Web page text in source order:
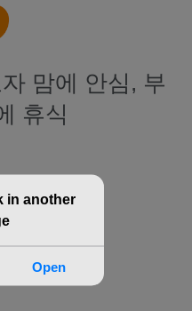
맘에 안심, 부
휴식